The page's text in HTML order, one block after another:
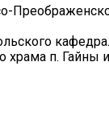
п. Гайны